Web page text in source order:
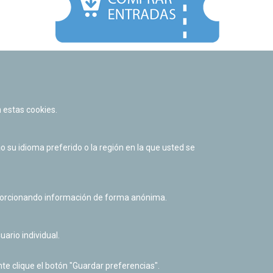
Política de cookies
Derecho de acceso a información pública
cookies.
su idioma preferido o la región en la que usted se
información de forma anónima.
individual.
clique el botón "Guardar preferencias".